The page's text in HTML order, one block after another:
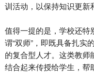
训活动，以保持知识更新
值得一提的是，学校还特
谓“双师”，即既具备扎实
的复合型人才。这类教
结合起来传授给学生，帮